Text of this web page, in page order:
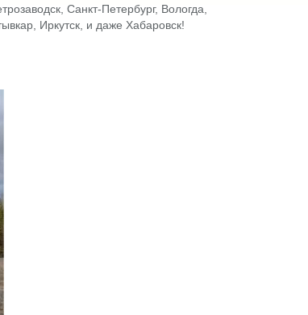
Санкт-Петербург, Вологда,
Иркутск, и даже Хабаровск!